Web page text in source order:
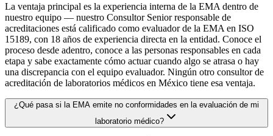
La ventaja principal es la experiencia interna de la EMA dentro de
nuestro equipo — nuestro Consultor Senior responsable de
acreditaciones está calificado como evaluador de la EMA en ISO
15189, con 18 años de experiencia directa en la entidad. Conoce el
proceso desde adentro, conoce a las personas responsables en cada
etapa y sabe exactamente cómo actuar cuando algo se atrasa o hay
una discrepancia con el equipo evaluador. Ningún otro consultor de
acreditación de laboratorios médicos en México tiene esa ventaja.
¿Qué pasa si la EMA emite no conformidades en la evaluación de mi
laboratorio médico?